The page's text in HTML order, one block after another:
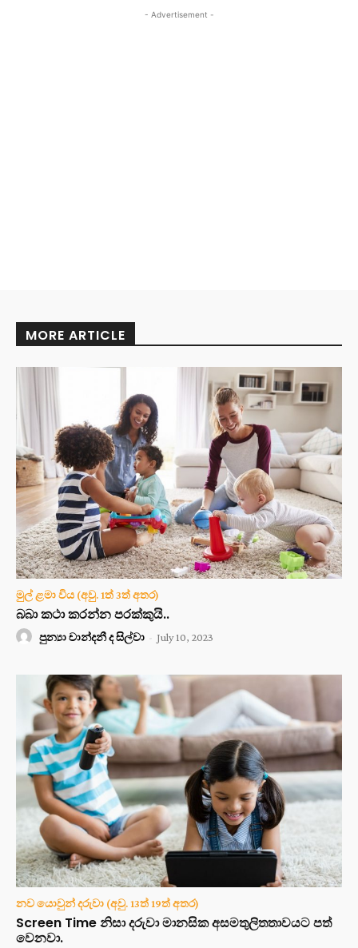
- Advertisement -
MORE ARTICLE
මුල් ළමා විය (අවු. 1ත් 3ත් අතර)
බබා කථා කරන්න පරක්කුයි..
පුන්‍යා චාන්දනී ද සිල්වා - July 10, 2023
නව යොවුන් දරුවා (අවු. 13ත් 19ත් අතර)
Screen Time නිසා දරුවා මානසික අසමතුලිතතාවයට පත්
වෙනවා.